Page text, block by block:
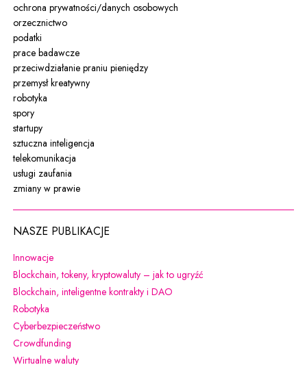
ochrona prywatności/danych osobowych
orzecznictwo
podatki
prace badawcze
przeciwdziałanie praniu pieniędzy
przemysł kreatywny
robotyka
spory
startupy
sztuczna inteligencja
telekomunikacja
usługi zaufania
zmiany w prawie
NASZE PUBLIKACJE
InnowacjeUwaga, link zostanie otwarty w nowym oknie
Blockchain, tokeny, kryptowaluty – jak to ugryźć
Blockchain, inteligentne kontrakty i DAO
Robotyka
CyberbezpieczeństwoUwaga, link zostanie otwarty w nowym oknie
Crowdfunding
Wirtualne walutyUwaga, link zostanie otwarty w nowym oknie